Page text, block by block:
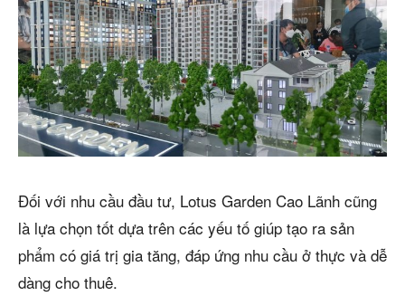
Đối với nhu cầu đầu tư, Lotus Garden Cao Lãnh cũng
là lựa chọn tốt dựa trên các yếu tố giúp tạo ra sản
phẩm có giá trị gia tăng, đáp ứng nhu cầu ở thực và dễ
dàng cho thuê.